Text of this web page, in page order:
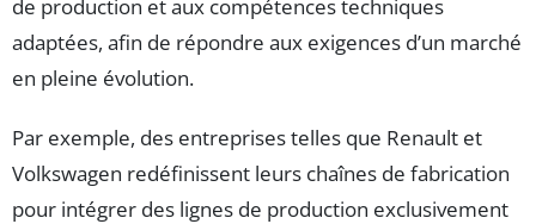
de production et aux compétences techniques
adaptées, afin de répondre aux exigences d’un marché
en pleine évolution.
Par exemple, des entreprises telles que Renault et
Volkswagen redéfinissent leurs chaînes de fabrication
pour intégrer des lignes de production exclusivement